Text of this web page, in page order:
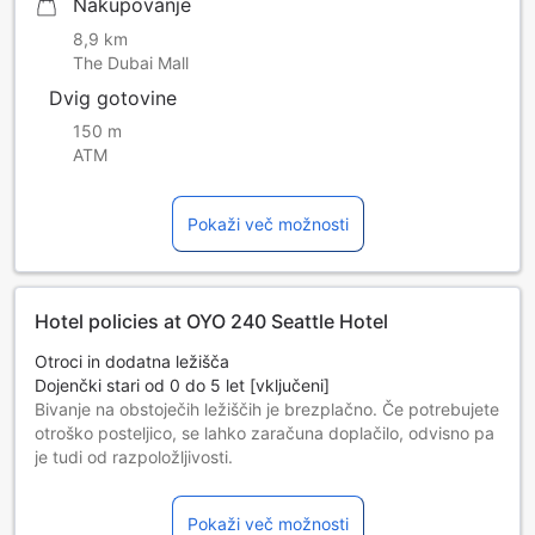
8,9 km
The Dubai Mall
Dvig gotovine
150 m
ATM
Pokaži več možnosti
Hotel policies at OYO 240 Seattle Hotel
Otroci in dodatna ležišča
Dojenčki stari od 0 do 5 let [vključeni]
Bivanje na obstoječih ležiščih je brezplačno. Če potrebujete
otroško posteljico, se lahko zaračuna doplačilo, odvisno pa
je tudi od razpoložljivosti.
Bivanje na obstoječih ležiščih je brezplačno.
Gostje, stari 13 let in več, štejejo kot odrasli.
Pokaži več možnosti